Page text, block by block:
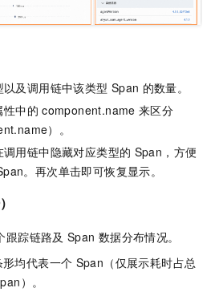
及调用链中该类型 Span 的数量。
性中的 component.name 来区分
）。
用链中隐藏对应类型的 Span，方便
。再次单击即可恢复显示。
跟踪链路及 Span 数据分布情况。
均代表一个 Span（仅展示耗时占总
）。